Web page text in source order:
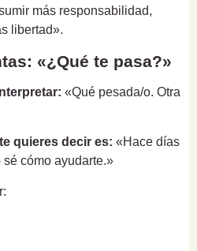
más responsabilidad,
libertad».
«¿Qué te pasa?»
«Qué pesada/o. Otra
quieres decir es: «Hace días
cómo ayudarte.»